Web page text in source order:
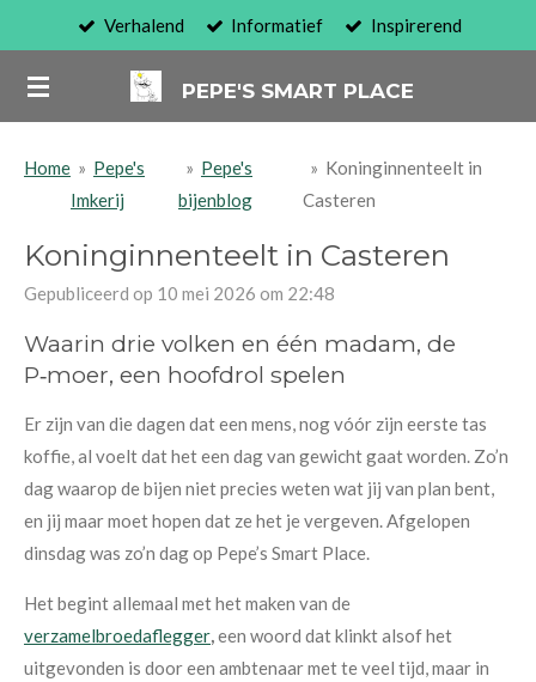
naar
de
PEPE'S SMART PLACE
Verhalend Informatief Inspirerend
Home » Pepe's
Imkerij
» Pepe's
bijenblog
» Koninginnenteelt in
Casteren
Koninginnenteelt in Casteren
Gepubliceerd op 10 mei 2026 om 22:48
Waarin drie volken en één madam, de
P‑moer, een hoofdrol spelen
Er zijn van die dagen dat een mens, nog vóór zijn eerste tas
koffie, al voelt dat het een dag van gewicht gaat worden. Zo’n
dag waarop de bijen niet precies weten wat jij van plan bent,
en jij maar moet hopen dat ze het je vergeven. Afgelopen
dinsdag was zo’n dag op Pepe’s Smart Place.
Het begint allemaal met het maken van de
verzamelbroedaflegger,een woord dat klinkt alsof het
uitgevonden is door een ambtenaar met te veel tijd, maar in